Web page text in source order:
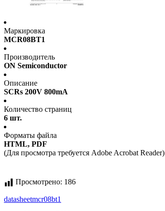
Маркировка
MCR08BT1
Производитель
ON Semiconductor
Описание
SCRs 200V 800mA
Количество страниц
6 шт.
Форматы файла
HTML, PDF
(Для просмотра требуется Adobe Acrobat Reader)
Просмотрено: 186
datasheetmcr08bt1